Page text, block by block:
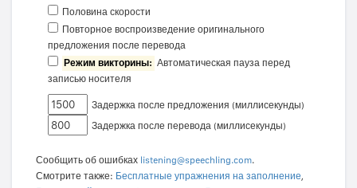
Половина скорости
Повторное воспроизведение оригинального
предложения после перевода
Режим викторины: Автоматическая пауза перед
записью носителя
Задержка после предложения (миллисекунды)
Задержка после перевода (миллисекунды)
Сообщить об ошибках listening@speechling.com.
Смотрите также: Бесплатные упражнения на заполнение,